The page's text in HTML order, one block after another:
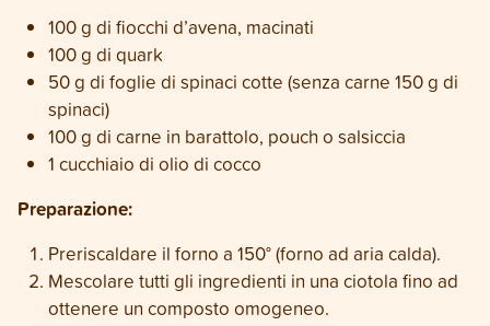
100 g di fiocchi d’avena, macinati
100 g di quark
50 g di foglie di spinaci cotte (senza carne 150 g di
spinaci)
100 g di carne in barattolo, pouch o salsiccia
1 cucchiaio di olio di cocco
Preparazione:
Preriscaldare il forno a 150° (forno ad aria calda).
Mescolare tutti gli ingredienti in una ciotola fino ad
ottenere un composto omogeneo.